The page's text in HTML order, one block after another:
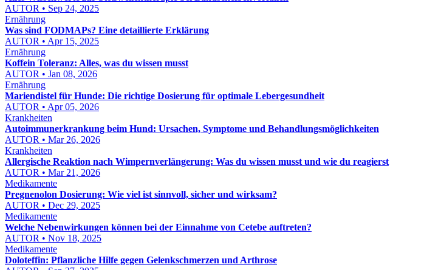
AUTOR • Sep 24, 2025
Ernährung
Was sind FODMAPs? Eine detaillierte Erklärung
AUTOR • Apr 15, 2025
Ernährung
Koffein Toleranz: Alles, was du wissen musst
AUTOR • Jan 08, 2026
Ernährung
Mariendistel für Hunde: Die richtige Dosierung für optimale Lebergesundheit
AUTOR • Apr 05, 2026
Krankheiten
Autoimmunerkrankung beim Hund: Ursachen, Symptome und Behandlungsmöglichkeiten
AUTOR • Mar 26, 2026
Krankheiten
Allergische Reaktion nach Wimpernverlängerung: Was du wissen musst und wie du reagierst
AUTOR • Mar 21, 2026
Medikamente
Pregnenolon Dosierung: Wie viel ist sinnvoll, sicher und wirksam?
AUTOR • Dec 29, 2025
Medikamente
Welche Nebenwirkungen können bei der Einnahme von Cetebe auftreten?
AUTOR • Nov 18, 2025
Medikamente
Doloteffin: Pflanzliche Hilfe gegen Gelenkschmerzen und Arthrose